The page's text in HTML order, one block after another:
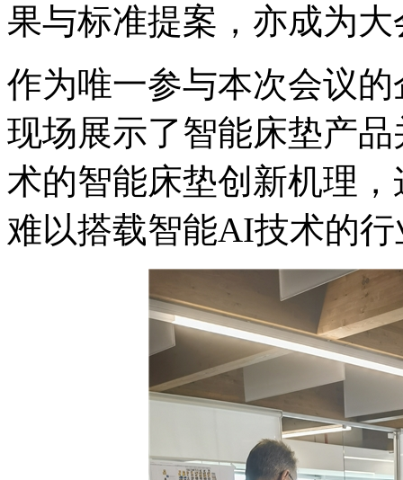
果与标准提案，亦成为
作为唯一参与本次会议
现场展示了智能床垫产
术的智能床垫创新机理
难以搭载智能AI技术的